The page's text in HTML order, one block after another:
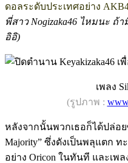
ดอลระดับประเทศอย่าง
พี่สาว Nogizaka46 ไหมนะ ถ้
อิอิ)
เพลง
(รูปภาพ :
หลังจากนั้นพวกเธอก็ได้ปล่อย
Majority” ซึ่งดังเป็นพลุแตก
อย่าง Oricon ในทันที และเพ